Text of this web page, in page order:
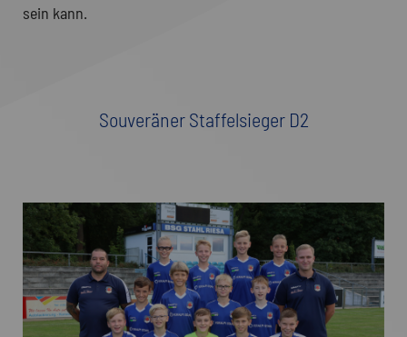
sein kann.
Souveräner Staffelsieger D2